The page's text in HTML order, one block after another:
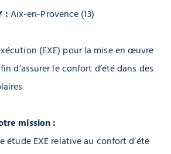
: Aix-en-Provence (13)
(EXE) pour la mise en œuvre
d’assurer le confort d’été dans des
mission :
étude EXE relative au confort d’été